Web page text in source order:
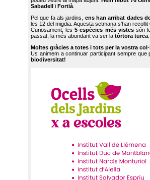
Sabadell i Fortià
Pel que fa als jardins, ens han arribat dades
les 12 del migdia. Aquesta setmana s’han recollit
Curiosament, les5 espècies més vistessón
passat, la més abundant va ser la tórtora turca
Moltes gràcies a totes i tots per la vostra
Us animem a continuar participant sempre que
biodiversitat!